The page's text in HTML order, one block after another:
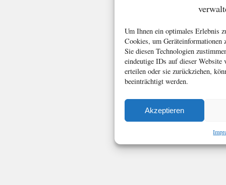
Um Ihnen ein optimales Erlebnis
Cookies, um Geräteinformationen
Sie diesen Technologien
eindeutige IDs auf dieser
erteilen oder sie zurückziehen,
beeinträchtigt werden.
Akzeptieren